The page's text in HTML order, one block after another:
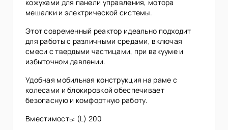
кожухами для панели управления, мотора
мешалки и электрической системы.
Этот современный реактор идеально подходит
для работы с различными средами, включая
смеси с твердыми частицами, при вакууме и
избыточном давлении.
Удобная мобильная конструкция на раме с
колесами и блокировкой обеспечивает
безопасную и комфортную работу.
Вместимость: (L) 200